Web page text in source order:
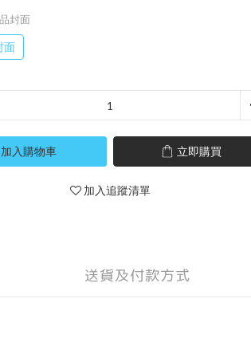
封面
面
加入購物車 立即購買
加入追蹤清單
送貨及付款方式